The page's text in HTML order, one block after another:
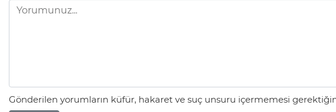
Gönderilen yorumların küfür, hakaret ve suç unsuru içermemesi